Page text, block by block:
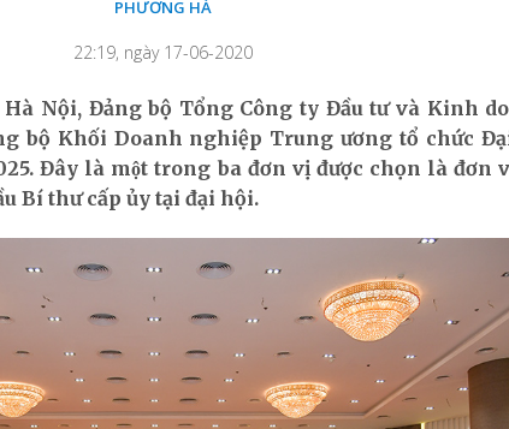
PHƯƠNG HÀ
22:19, ngày 17-06-2020
Hà Nội, Đảng bộ Tổng Công ty Đầu tư và Kinh
bộ Khối Doanh nghiệp Trung ương tổ chức
Đây là một trong ba đơn vị được chọn là đơn
Bí thư cấp ủy tại đại hội.